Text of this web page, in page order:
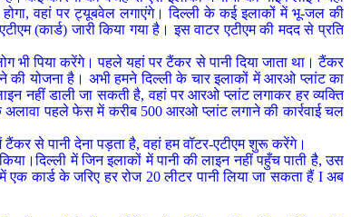
वहां पर ट्यूबवेल लगाएंगे। दिल्ली के कई इलाकों में भू-जल की
(कार्ड) जारी किया गया है। इस वाटर एटीएम की मदद से प्रति
भी पिया करेंगे। पहले यहां पर टैंकर से पानी दिया जाता था। टैंकर
योजना है। अभी हमने दिल्ली के चार इलाकों में आरओ प्लांट का
नहीं डाली जा सकती है, वहां पर आरओ प्लांट लगाकर हर व्यक्ति
अलावा पहले फेस में करीब 500 आरओ प्लांट लगाने की कार्रवाई चल
से पानी देना पड़ता है, वहां हम वॉटर-एटीएम शुरू करेंगे।
में जिन इलाकों में पानी की लाइन नहीं पहुँच पाती है, उस
कार्ड के जरिए हर रोज 20 लीटर पानी लिया जा सकता हैं I अब